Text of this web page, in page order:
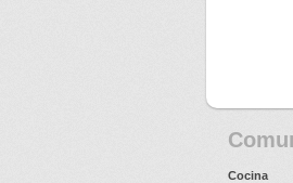
Cocina